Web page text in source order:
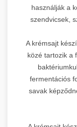
használják a
szendvicsek,
A krémsajt
közé tartozik a
fermentációs
savak